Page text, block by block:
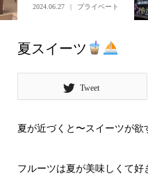
2024.06.27 プライベート
夏スイーツ
Tweet
夏が近づくと〜スイーツが欲
フルーツは夏が美味しくて好